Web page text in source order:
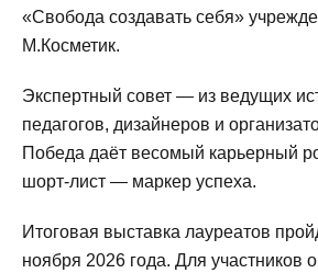
«Свобода создавать себя»
М.Косметик.
Экспертный совет — из ведущих
педагогов, дизайнеров и
Победа даёт весомый карьерный
шорт-лист — маркер успеха.
Итоговая выставка лауреатов
ноября 2026 года. Для участников